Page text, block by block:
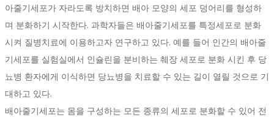
아줄기세포가 자라도록 방치하면 배아 모양의 세포 덩어리를 형성하
며 분화하기 시작한다. 과학자들은 배아줄기세포를 특정세포로 분화
시켜 질병치료에 이용하고자 연구하고 있다. 예를 들어 인간의 배아줄
기세포를 실험실에서 인슐린을 분비하는 췌장 세포로 분화 시킨 후 당
뇨병 환자에게 이식하면 당뇨병을 치료할 수 있는 길이 열릴 것으로 기
대하고 있다.
배아줄기세포는 몸을 구성하는 모든 종류의 세포로 분화할 수 있어 전